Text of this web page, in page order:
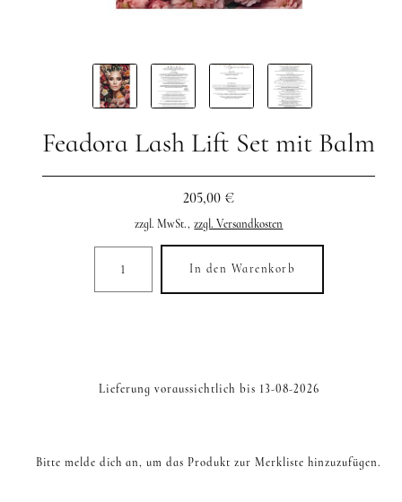
Feadora Lash Lift Set mit Balm
205,00 €
zzgl. MwSt., zzgl. Versandkosten
In den Warenkorb
Lieferung voraussichtlich bis 13-08-2026
Bitte melde dich an, um das Produkt zur Merkliste hinzuzufügen.